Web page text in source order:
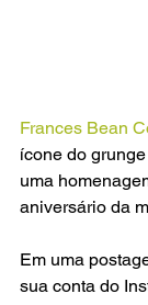
Frances Bean
ícone do grunge
uma
aniversário da
Em uma
sua conta do